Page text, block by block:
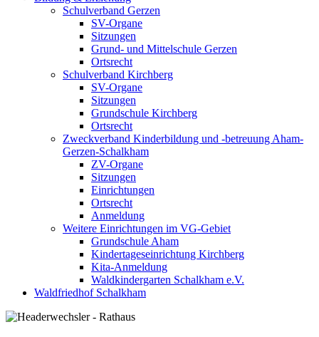
Schulverband Gerzen
SV-Organe
Sitzungen
Grund- und Mittelschule Gerzen
Ortsrecht
Schulverband Kirchberg
SV-Organe
Sitzungen
Grundschule Kirchberg
Ortsrecht
Zweckverband Kinderbildung und -betreuung Aham-
Gerzen-Schalkham
ZV-Organe
Sitzungen
Einrichtungen
Ortsrecht
Anmeldung
Weitere Einrichtungen im VG-Gebiet
Grundschule Aham
Kindertageseinrichtung Kirchberg
Kita-Anmeldung
Waldkindergarten Schalkham e.V.
Waldfriedhof Schalkham